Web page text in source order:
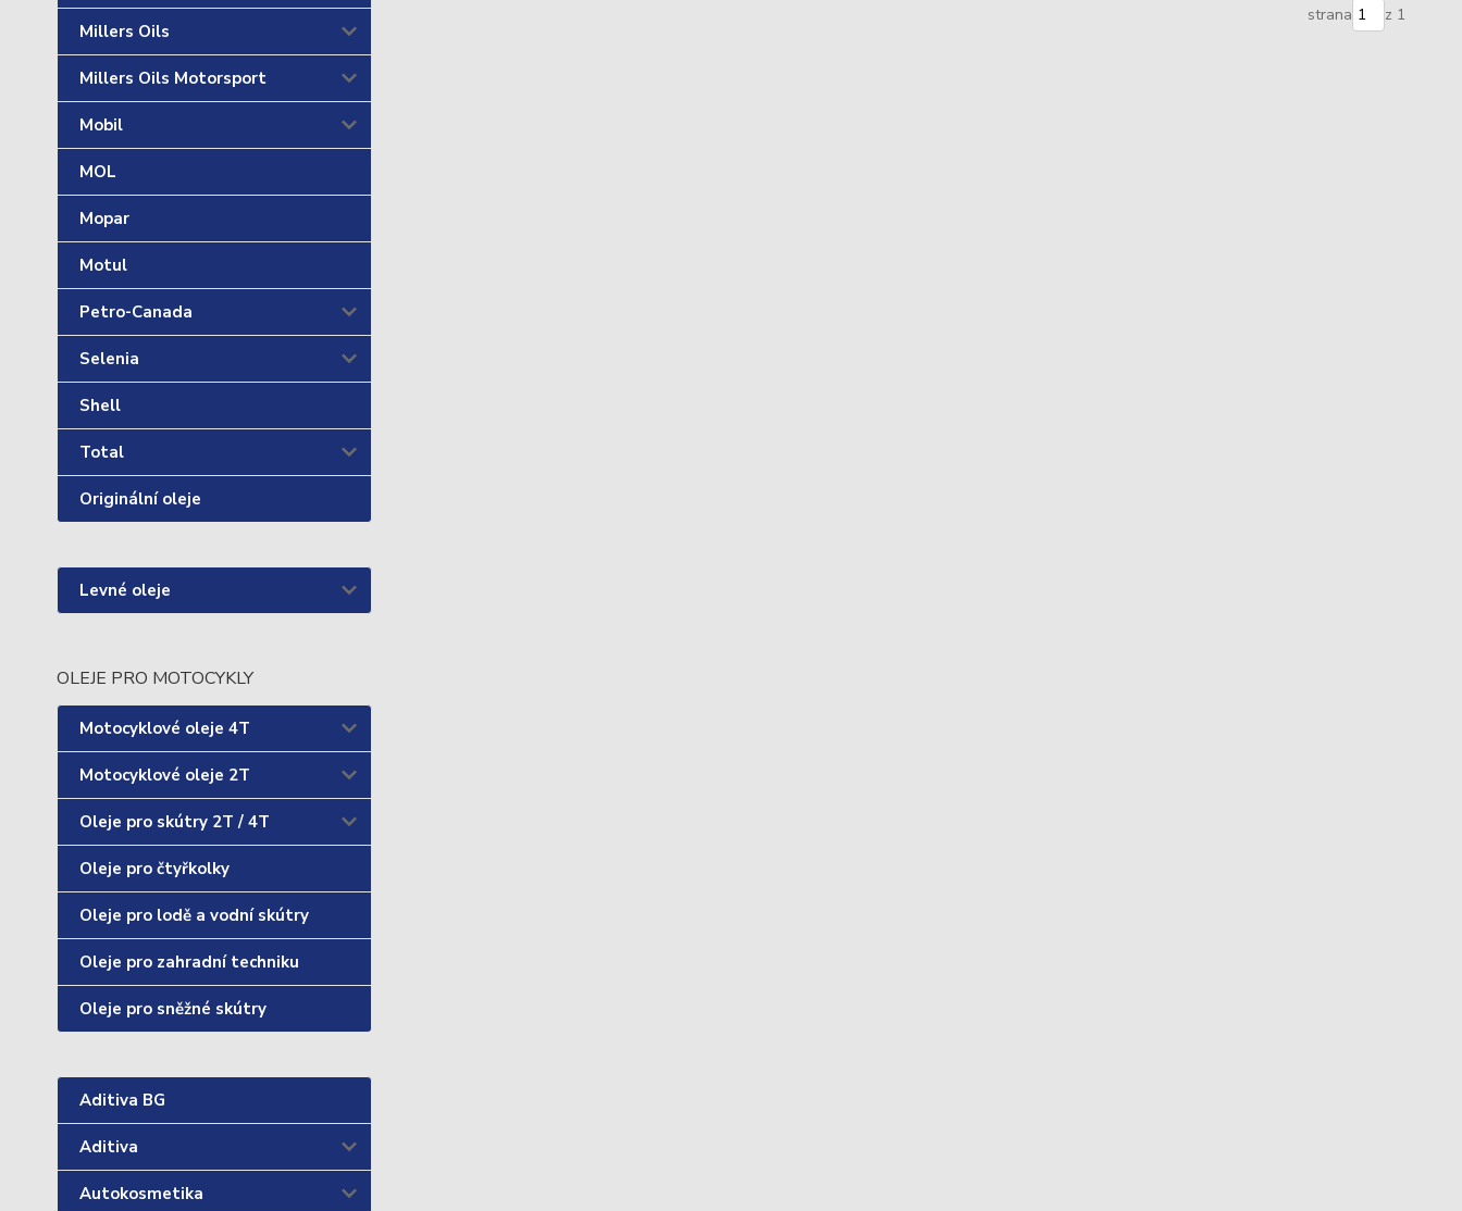
Millers Oils
Millers Oils Motorsport
Mobil
MOL
Mopar
Motul
Petro-Canada
Selenia
Shell
Total
Originální oleje
Levné oleje
OLEJE PRO MOTOCYKLY
Motocyklové oleje 4T
Motocyklové oleje 2T
Oleje pro skútry 2T / 4T
Oleje pro čtyřkolky
Oleje pro lodě a vodní skútry
Oleje pro zahradní techniku
Oleje pro sněžné skútry
Aditiva BG
Aditiva
Autokosmetika
strana z 1